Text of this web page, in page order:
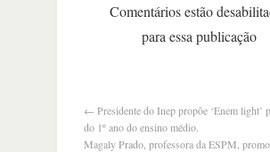
Comentários estão
para essa publicação
← Presidente do Inep propõe ‘Enem light’
do 1º ano do ensino médio.
Magaly Prado, professora da ESPM,